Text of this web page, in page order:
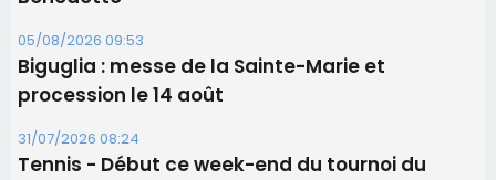
31/07/2026 08:22
82ème anniversaire de la disparition du
Commandant Antoine de Saint Exupery